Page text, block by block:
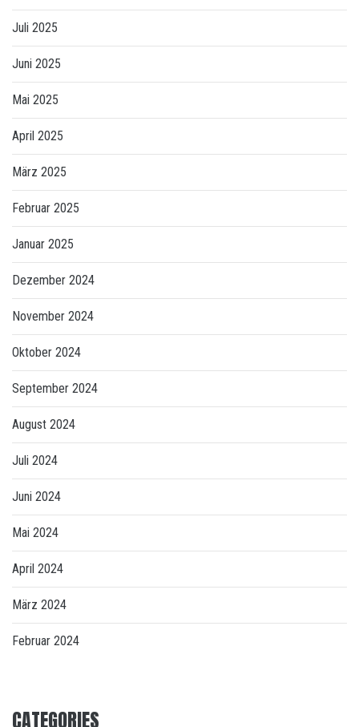
Juli 2025
Juni 2025
Mai 2025
April 2025
März 2025
Februar 2025
Januar 2025
Dezember 2024
November 2024
Oktober 2024
September 2024
August 2024
Juli 2024
Juni 2024
Mai 2024
April 2024
März 2024
Februar 2024
CATEGORIES